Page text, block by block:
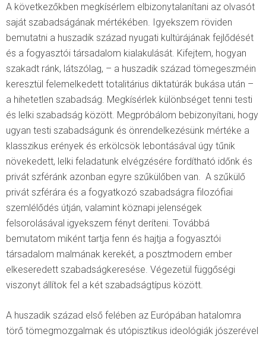
A következőkben megkísérlem elbizonytalanítani az olvasót
saját szabadságának mértékében. Igyekszem röviden
bemutatni a huszadik század nyugati kultúrájának fejlődését
és a fogyasztói társadalom kialakulását. Kifejtem, hogyan
szakadt ránk, látszólag, – a huszadik század tömegeszméin
keresztül felemelkedett totalitárius diktatúrák bukása után –
a hihetetlen szabadság. Megkísérlek különbséget tenni testi
és lelki szabadság között. Megpróbálom bebizonyítani, hogy
ugyan testi szabadságunk és önrendelkezésünk mértéke a
klasszikus erények és erkölcsök lebontásával úgy tűnik
növekedett, lelki feladatunk elvégzésére fordítható időnk és
privát szféránk azonban egyre szűkülőben van. A szűkülő
privát szférára és a fogyatkozó szabadságra filozófiai
szemlélődés útján, valamint köznapi jelenségek
felsorolásával igyekszem fényt deríteni. Továbbá
bemutatom miként tartja fenn és hajtja a fogyasztói
társadalom malmának kerekét, a posztmodern ember
elkeseredett szabadságkeresése. Végezetül függőségi
viszonyt állítok fel a két szabadságtípus között.
A huszadik század első felében az Európában hatalomra
törő tömegmozgalmak és utópisztikus ideológiák jószerével